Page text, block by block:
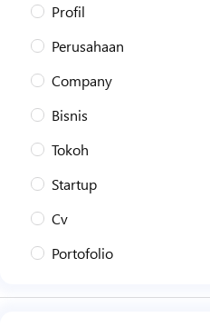
Profil
Perusahaan
Company
Bisnis
Tokoh
Startup
Cv
Portofolio